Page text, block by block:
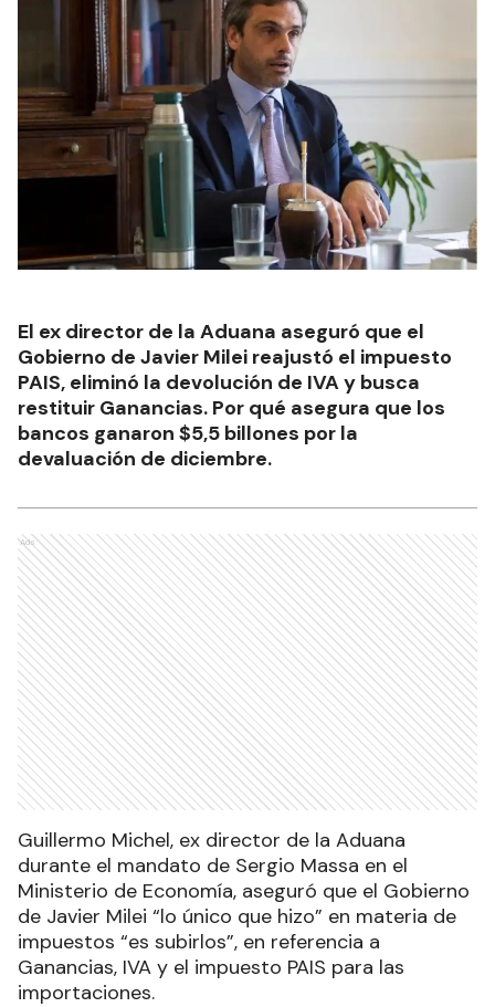
El ex director de la Aduana aseguró que el
Gobierno de Javier Milei reajustó el impuesto
PAIS, eliminó la devolución de IVA y busca
restituir Ganancias. Por qué asegura que los
bancos ganaron $5,5 billones por la
devaluación de diciembre.
Ads
Guillermo Michel, ex director de la Aduana
durante el mandato de Sergio Massa en el
Ministerio de Economía, aseguró que el Gobierno
de Javier Milei “lo único que hizo” en materia de
impuestos “es subirlos”, en referencia a
Ganancias, IVA y el impuesto PAIS para las
importaciones.